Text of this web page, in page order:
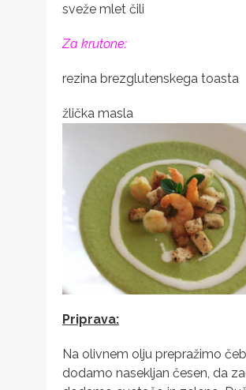
sveže mlet čili
Za krutone:
rezina brezglutenskega toasta
žlička masla
Priprava:
Na olivnem olju prepražimo
dodamo nasekljan česen, da